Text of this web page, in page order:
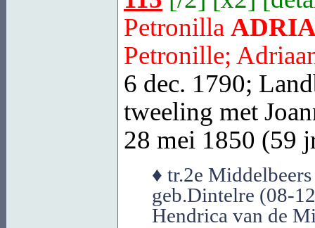
Petronilla
Petronille;
6 dec. 1790;
tweeling met
28 mei 1850 (59
♦ tr.2e
geb.Dintelre (08-
Hendrica van de